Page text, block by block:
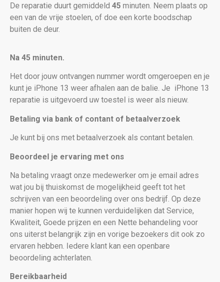
De reparatie duurt gemiddeld 45 minuten. Neem plaats op
een van de vrije stoelen, of doe een korte boodschap
buiten de deur.
Na 45 minuten.
Het door jouw ontvangen nummer wordt omgeroepen en je
kunt je iPhone 13 weer afhalen aan de balie. Je iPhone 13
reparatie is uitgevoerd uw toestel is weer als nieuw.
Betaling via bank of contant of betaalverzoek
Je kunt bij ons met betaalverzoek als contant betalen.
Beoordeel je ervaring met ons
Na betaling vraagt onze medewerker om je email adres
wat jou bij thuiskomst de mogelijkheid geeft tot het
schrijven van een beoordeling over ons bedrijf. Op deze
manier hopen wij te kunnen verduidelijken dat Service,
Kwaliteit, Goede prijzen en een Nette behandeling voor
ons uiterst belangrijk zijn en vorige bezoekers dit ook zo
ervaren hebben. Iedere klant kan een openbare
beoordeling achterlaten.
Bereikbaarheid